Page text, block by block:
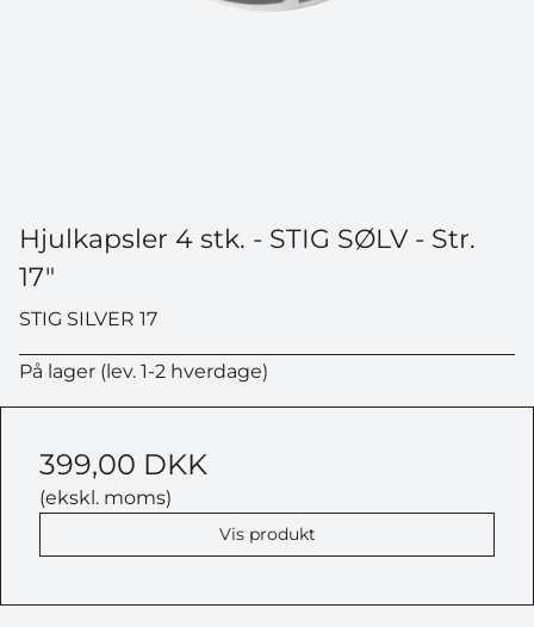
Hjulkapsler 4 stk. - STIG SØLV - Str.
17"
STIG SILVER 17
På lager (lev. 1-2 hverdage)
399,00 DKK
(ekskl. moms)
Vis produkt